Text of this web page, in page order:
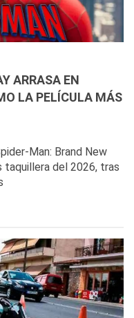
ARRASA EN
LA PELÍCULA MÁS
Man: Brand New
taquillera del 2026, tras